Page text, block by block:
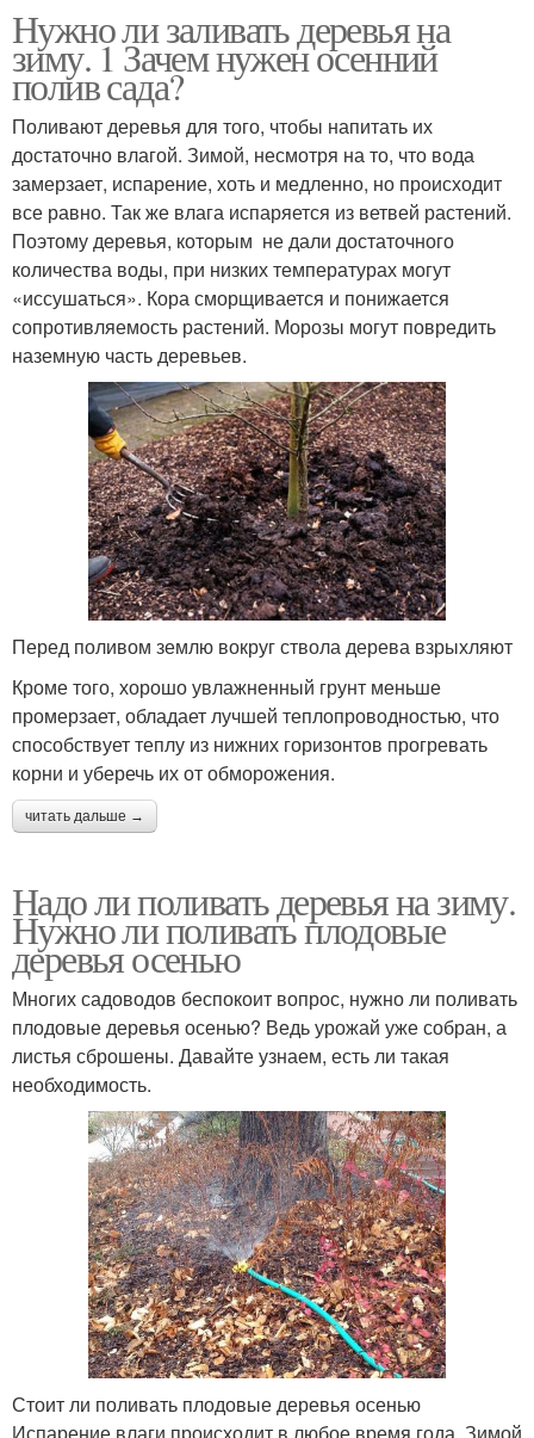
Нужно ли заливать деревья на
зиму. 1 Зачем нужен осенний
полив сада?
Поливают деревья для того, чтобы напитать их
достаточно влагой. Зимой, несмотря на то, что вода
замерзает, испарение, хоть и медленно, но происходит
все равно. Так же влага испаряется из ветвей растений.
Поэтому деревья, которым не дали достаточного
количества воды, при низких температурах могут
«иссушаться». Кора сморщивается и понижается
сопротивляемость растений. Морозы могут повредить
наземную часть деревьев.
Перед поливом землю вокруг ствола дерева взрыхляют
Кроме того, хорошо увлажненный грунт меньше
промерзает, обладает лучшей теплопроводностью, что
способствует теплу из нижних горизонтов прогревать
корни и уберечь их от обморожения.
читать дальше →
Надо ли поливать деревья на зиму.
Нужно ли поливать плодовые
деревья осенью
Многих садоводов беспокоит вопрос, нужно ли поливать
плодовые деревья осенью? Ведь урожай уже собран, а
листья сброшены. Давайте узнаем, есть ли такая
необходимость.
Стоит ли поливать плодовые деревья осенью
Испарение влаги происходит в любое время года. Зимой